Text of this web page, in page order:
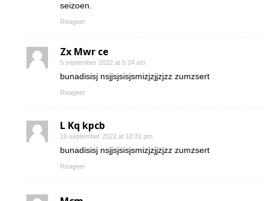
seizoen.
Reageer
Zx Mwr ce
5 september 2022 at 5:24 am
bunadisisj nsjjsjsisjsmizjzjjzjzz zumzsert
Reageer
L Kq kpcb
16 september 2022 at 10:31 pm
bunadisisj nsjjsjsisjsmizjzjjzjzz zumzsert
Reageer